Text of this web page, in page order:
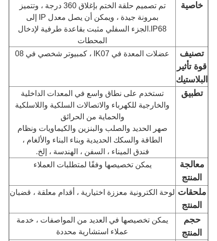
خاصية
تم تصميم حلقة الختم بإغلاق 360 درجة ، وتتميز
بمرونة جيدة ، ويمكن أن يصل معدل IP إلى
IP68.الجزء السفلي مثبت بقاعدة طرفية لإدخال
المحطات
تصنيف
قوة تأثير
البلاستيك
عضلات المعدة في IK07 ، كمبيوتر شخصي في 08
تطبيق
تستخدم على نطاق واسع في المعدات الداخلية
والخارجية للكهرباء والاتصالات السلكية واللاسلكية
والحماية من الحرائق
صهر الحديد والصلب والبنزين والكيماويات ونظام
الطاقة والسكك الحديدية وبناء البناء والألغام ،
فندق الميناء ، السفن ، الهندسة ، إلخ.
معالجة
المنتج
يمكن تخصيصها وفقًا لمتطلبات العملاء
ملحقات
المنتج
لوحة الكترونية معززة اختيارية ، أقدام معلقة ، قضبان
حجم
المنتج
يمكن تخصيصها في العديد من المواصفات ، خدمة
عملاء استشارية محددة